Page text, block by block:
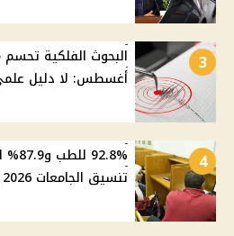
3
أغسطس: لا دليل
4
تنسيق الجامعات 2026 وأماكن المرحلة الثانية